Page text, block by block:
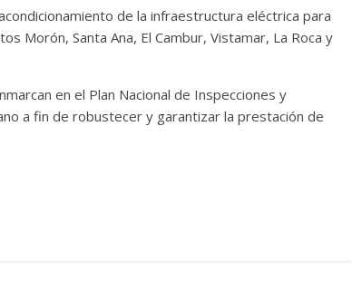
de la infraestructura eléctrica para
Morón, Santa Ana, El Cambur, Vistamar, La Roca y
en el Plan Nacional de Inspecciones y
a fin de robustecer y garantizar la prestación de